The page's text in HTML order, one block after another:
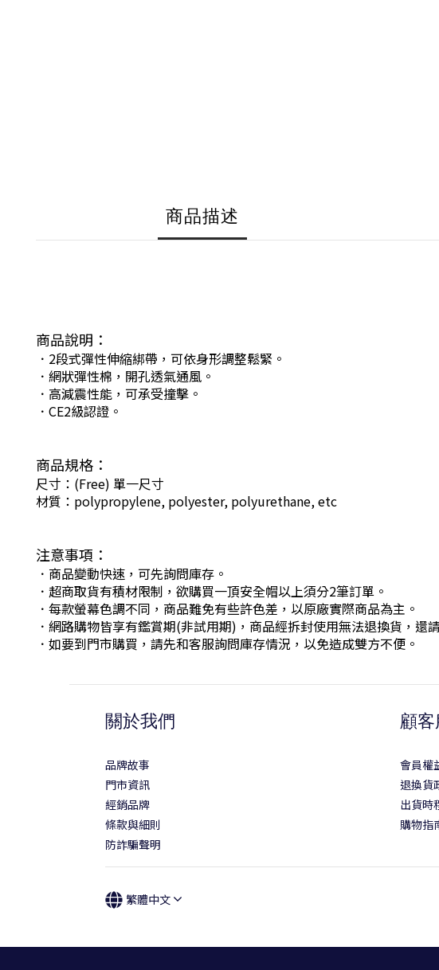
商品描述
商品說明：
．2段式彈性伸縮綁帶，可依身形調整鬆緊。
．網狀彈性棉，開孔透氣通風。
．高減震性能，可承受撞擊 。
．CE2級認證。
商品規格：
尺寸：(Free) 單一尺寸
材質：polypropylene, polyester, polyurethane, etc
注意事項：
．商品變動快速，可先詢問庫存。
．超商取貨有積材限制，欲購買一頂安全帽以上須分2筆訂單。
．每款螢幕色調不同，商品難免有些許色差，以原廠實際商品為主。
．網路購物皆享有鑑賞期(非試用期)，商品經拆封使用無法退換貨，還
．如要到門市購買，請先和客服詢問庫存情況，以免造成雙方不便。
關於我們
品牌故事
門市資訊
經銷品牌
條款與細則
防詐騙聲明
顧
會員權
退換貨
出貨時
購物指
繁體中文